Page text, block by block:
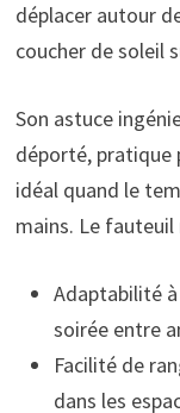
déplacer autour
coucher de soleil
Son astuce
déporté, pratique
idéal quand le
mains. Le
Adaptabilité
soirée entre
Facilité de
dans les